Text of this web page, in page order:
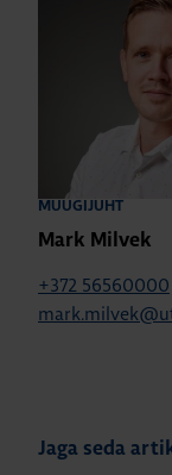
MÜÜGIJUHT
Mark Milvek
+372 56560000
Jaga seda